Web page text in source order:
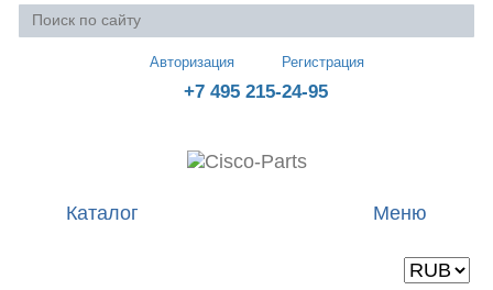
Авторизация Регистрация
+7 495 215-24-95
Меню
Каталог